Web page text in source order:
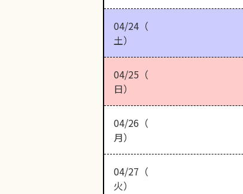
04/24（
土）
04/25（
日）
04/26（
月）
04/27（
火）